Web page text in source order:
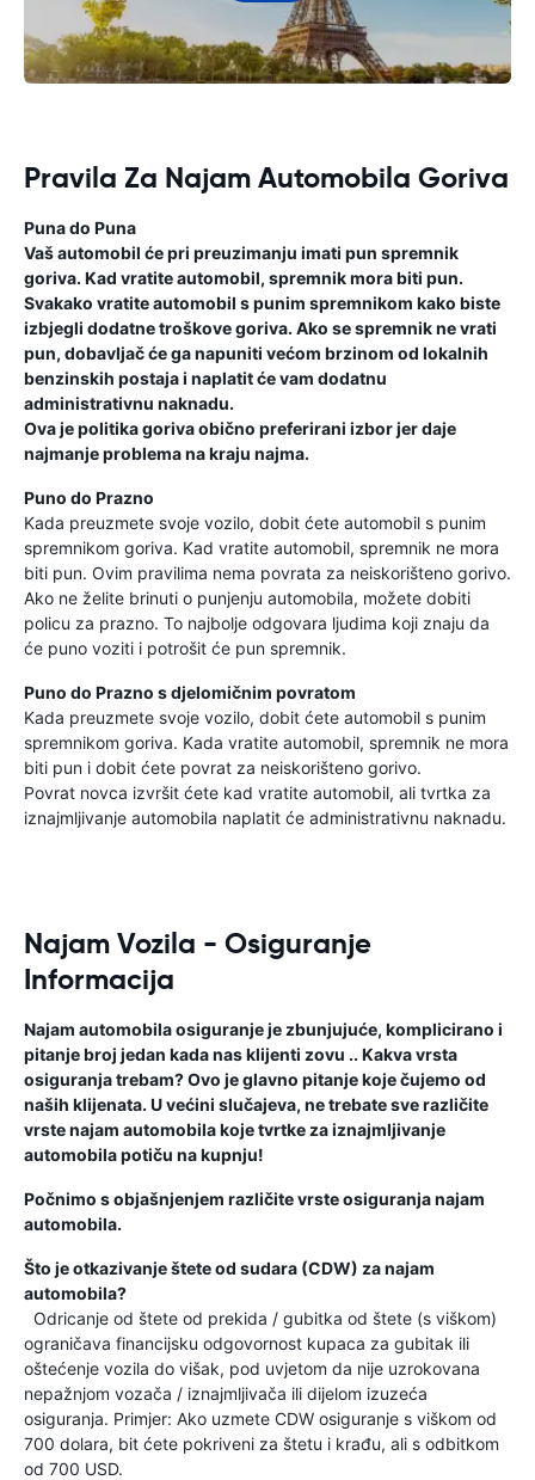
Pravila Za Najam Automobila Goriva
Puna do Puna
Vaš automobil će pri preuzimanju imati pun spremnik
goriva. Kad vratite automobil, spremnik mora biti pun.
Svakako vratite automobil s punim spremnikom kako biste
izbjegli dodatne troškove goriva. Ako se spremnik ne vrati
pun, dobavljač će ga napuniti većom brzinom od lokalnih
benzinskih postaja i naplatit će vam dodatnu
administrativnu naknadu.
Ova je politika goriva obično preferirani izbor jer daje
najmanje problema na kraju najma.
Puno do Prazno
Kada preuzmete svoje vozilo, dobit ćete automobil s punim
spremnikom goriva. Kad vratite automobil, spremnik ne mora
biti pun. Ovim pravilima nema povrata za neiskorišteno gorivo.
Ako ne želite brinuti o punjenju automobila, možete dobiti
policu za prazno. To najbolje odgovara ljudima koji znaju da
će puno voziti i potrošit će pun spremnik.
Puno do Prazno s djelomičnim povratom
Kada preuzmete svoje vozilo, dobit ćete automobil s punim
spremnikom goriva. Kada vratite automobil, spremnik ne mora
biti pun i dobit ćete povrat za neiskorišteno gorivo.
Povrat novca izvršit ćete kad vratite automobil, ali tvrtka za
iznajmljivanje automobila naplatit će administrativnu naknadu.
Najam Vozila - Osiguranje
Informacija
Najam automobila osiguranje je zbunjujuće, komplicirano i
pitanje broj jedan kada nas klijenti zovu .. Kakva vrsta
osiguranja trebam? Ovo je glavno pitanje koje čujemo od
naših klijenata. U većini slučajeva, ne trebate sve različite
vrste najam automobila koje tvrtke za iznajmljivanje
automobila potiču na kupnju!
Počnimo s objašnjenjem različite vrste osiguranja najam
automobila.
Što je otkazivanje štete od sudara (CDW) za najam
automobila?
Odricanje od štete od prekida / gubitka od štete (s viškom)
ograničava financijsku odgovornost kupaca za gubitak ili
oštećenje vozila do višak, pod uvjetom da nije uzrokovana
nepažnjom vozača / iznajmljivača ili dijelom izuzeća
osiguranja. Primjer: Ako uzmete CDW osiguranje s viškom od
700 dolara, bit ćete pokriveni za štetu i krađu, ali s odbitkom
od 700 USD.